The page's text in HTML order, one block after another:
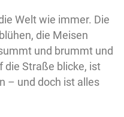
Welt wie immer. Die
die Meisen
und brummt und
die Straße blicke, ist
– und doch ist alles